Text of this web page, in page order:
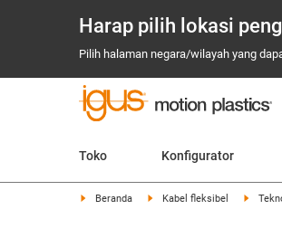
Harap pilih lokasi
Pilih halaman negara/wilayah yang
Toko Konfigurator
Beranda Kabel fleksibel